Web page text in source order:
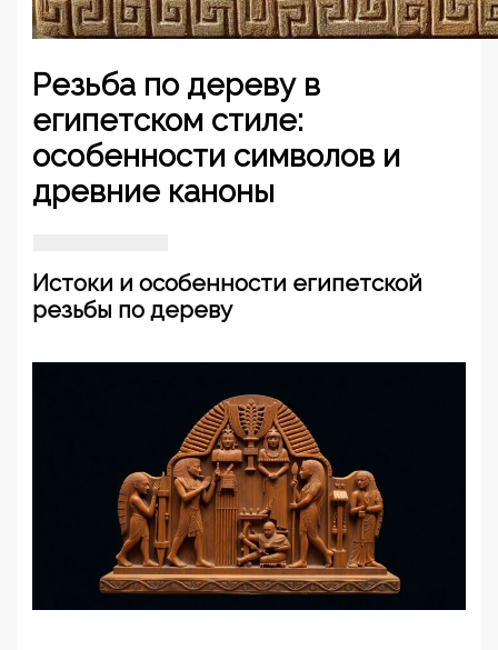
Резьба по дереву в
египетском стиле:
особенности символов и
древние каноны
Истоки и особенности египетской
резьбы по дереву